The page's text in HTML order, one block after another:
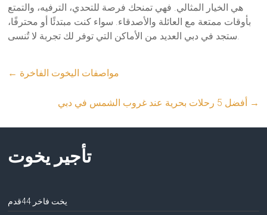
هي الخيار المثالي. فهي تمنحك فرصة للتحدي، الترفيه، والتمتع
بأوقات ممتعة مع العائلة والأصدقاء. سواء كنت مبتدئًا أو محترفًا،
ستجد في دبي العديد من الأماكن التي توفر لك تجربة لا تُنسى.
← مواصفات اليخوت الفاخرة
→
تأجير يخوت
يخت فاخر 44قدم